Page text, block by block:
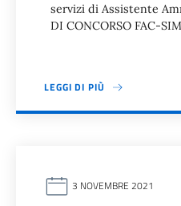
servizi di Assistente
DI CONCORSO FAC-
LEGGI DI PIÙ
3 NOVEMBRE 2021